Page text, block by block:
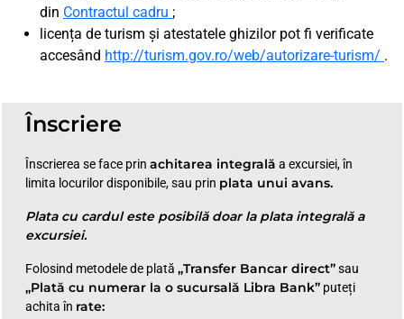
din Contractul cadru ;
licența de turism și atestatele ghizilor pot fi verificate
accesând http://turism.gov.ro/web/autorizare-turism/ .
Înscriere
Înscrierea se face prin achitarea integrală a excursiei, în
limita locurilor disponibile, sau prin plata unui avans.
Plata cu cardul este posibilă doar la plata integrală a
excursiei.
Folosind metodele de plată „Transfer Bancar direct”sau
„Plată cu numerar la o sucursală Libra Bank” puteți
achita în rate: